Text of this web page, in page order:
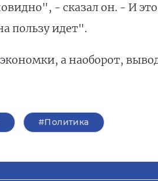
- сказал он. - И это
пользу идет".
а наоборот,
#Политика